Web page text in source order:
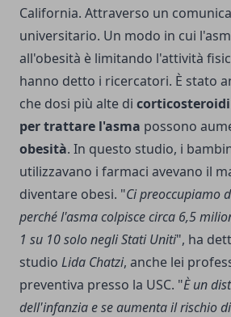
California. Attraverso un
universitario. Un modo in cui
all'obesità è limitando l'attività
hanno detto i ricercatori. È stato
che dosi più alte di
per trattare l'asma possono
obesità. In questo studio, i
utilizzavano i farmaci avevano il
diventare obesi. "Ci preoccupiamo
perché l'asma colpisce circa 6,5
1 su 10 solo negli Stati Uniti", ha
studio Lida Chatzi, anche lei
preventiva presso la USC. "È un
dell'infanzia e se aumenta il rischio